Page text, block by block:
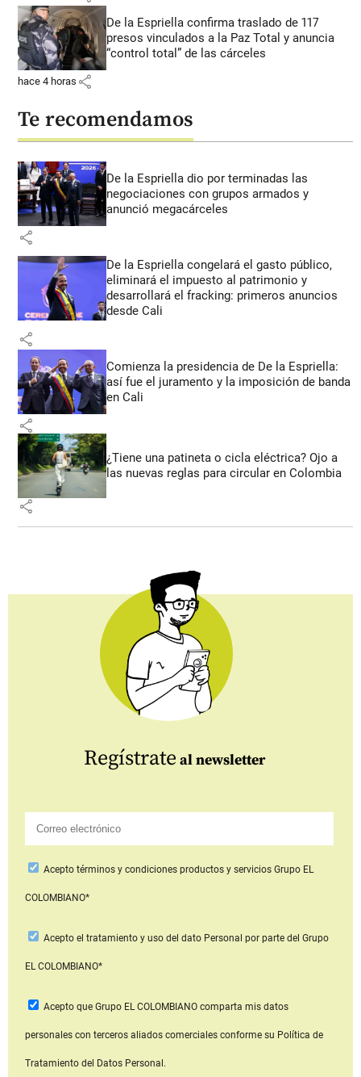
De la Espriella confirma traslado de 117
presos vinculados a la Paz Total y anuncia
“control total” de las cárceles
hace 4 horas share
Te recomendamos
De la Espriella dio por terminadas las
negociaciones con grupos armados y
anunció megacárceles
share
De la Espriella congelará el gasto público,
eliminará el impuesto al patrimonio y
desarrollará el fracking: primeros anuncios
desde Cali
share
Comienza la presidencia de De la Espriella:
así fue el juramento y la imposición de banda
en Cali
share
¿Tiene una patineta o cicla eléctrica? Ojo a
las nuevas reglas para circular en Colombia
share
Regístrate al newsletter
Aceptotérminos y condiciones productos y serviciosGrupo EL
COLOMBIANO*
Acepto el tratamiento y uso del dato Personal por parte del Grupo
EL COLOMBIANO*
Acepto que Grupo EL COLOMBIANOcomparta mis datos
personales con terceros aliados comerciales conforme su Política de
Tratamiento del Datos Personal.